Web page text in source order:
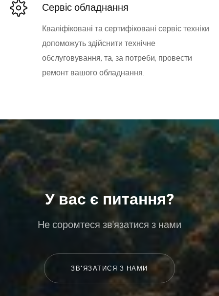
Сервіс обладнання
Кваліфіковані та сертифіковані сервіс техніки
допоможуть здійснити технічне
обслуговування, та, за потреби, провести
ремонт вашого обладнання.
У вас є питання?
Не соромтеся зв'язатися з нами
ЗВ'ЯЗАТИСЯ З НАМИ